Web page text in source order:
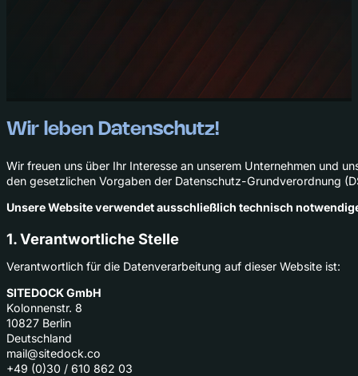
Wir leben Datenschutz!
Wir freuen uns über Ihr Interesse an unserem Unternehmen und
den gesetzlichen Vorgaben der Datenschutz-Grundverordnung
Unsere Website verwendet ausschließlich technisch
1. Verantwortliche Stelle
Verantwortlich für die Datenverarbeitung auf dieser Website ist:
SITEDOCK GmbH
Kolonnenstr. 8
10827 Berlin
Deutschland
mail@sitedock.co
+49 (0)30 / 610 862 03